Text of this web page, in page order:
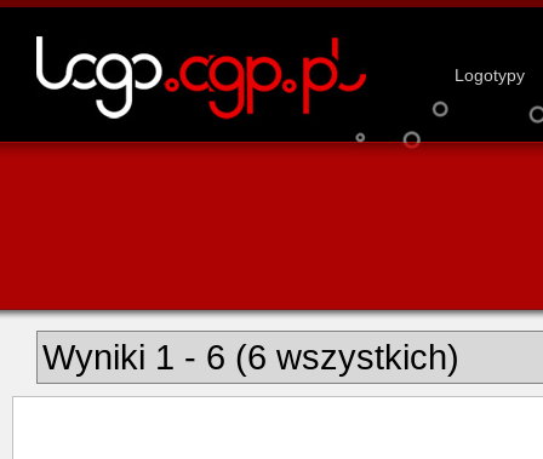
Logotypy
Wyniki 1 - 6 (6 wszystkich)